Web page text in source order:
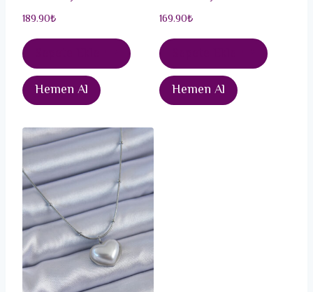
189.90₺
Hemen Al
169.90₺
Hemen Al